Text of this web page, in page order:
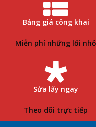
Bảng giá công khai
Miễn phí những lối nhỏ
Sửa lấy ngay
Theo dõi trực tiếp